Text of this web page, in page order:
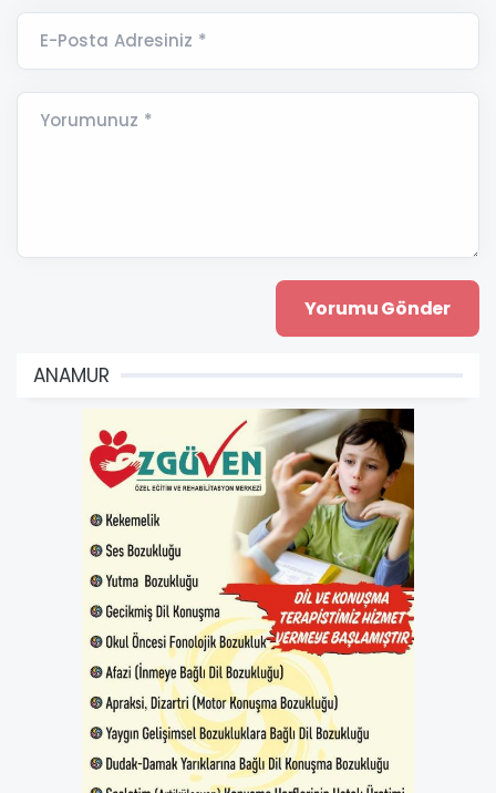
E-Posta Adresiniz *
Yorumunuz *
ANAMUR